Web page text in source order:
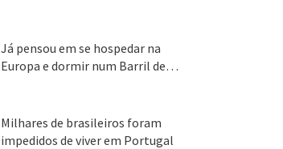
Já pensou em se hospedar na
Europa e dormir num Barril de…
Milhares de brasileiros foram
impedidos de viver em Portugal